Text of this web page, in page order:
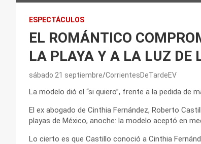
ESPECTÁCULOS
EL ROMÁNTICO
LA PLAYA Y A LA LUZ DE
sábado 21 septiembre CorrientesDeTardeEV
La modelo dió el “si quiero”, frente a la pedida de
El ex abogado de Cinthia Fernández, Roberto
playas de México, anoche: la modelo aceptó en
Lo cierto es que Castillo conoció a Cinthia